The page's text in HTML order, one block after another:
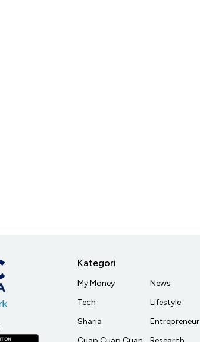
Kategori
My Money
Tech
Sharia
News
Lifestyle
Entrepreneur